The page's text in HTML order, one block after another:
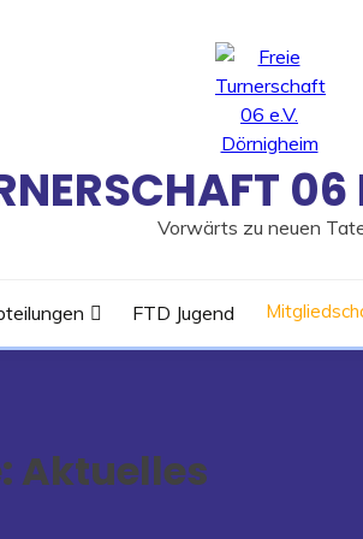
Vorwärts zu neuen
FTD Jugend
Aktuelles